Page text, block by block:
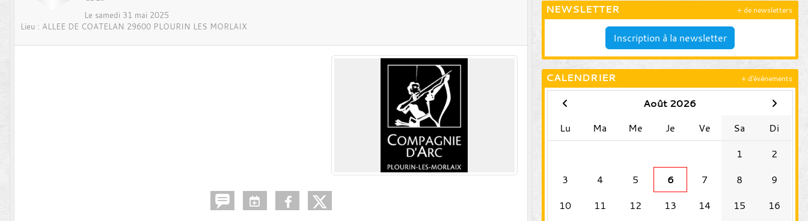
Le samedi 31 mai 2025
Lieu : ALLEE DE COATELAN 29600 PLOURIN LES MORLAIX
NEWSLETTER
Inscription à la newsletter
+ de newsletters
CALENDRIER
Août 2026
Lu
Ma Me Je Ve Sa
Di
1
2
3
4 5 6 7 8
9
10
11 12 13 14 15
16
+ d'évènements